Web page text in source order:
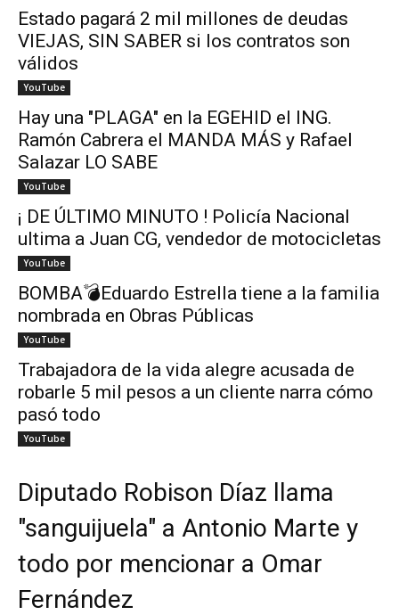
Estado pagará 2 mil millones de deudas
VIEJAS, SIN SABER si los contratos son
válidos
YouTube
Hay una "PLAGA" en la EGEHID el ING.
Ramón Cabrera el MANDA MÁS y Rafael
Salazar LO SABE
YouTube
¡ DE ÚLTIMO MINUTO ! Policía Nacional
ultima a Juan CG, vendedor de motocicletas
YouTube
BOMBA💣Eduardo Estrella tiene a la familia
nombrada en Obras Públicas
YouTube
Trabajadora de la vida alegre acusada de
robarle 5 mil pesos a un cliente narra cómo
pasó todo
YouTube
Diputado Robison Díaz llama
"sanguijuela" a Antonio Marte y
todo por mencionar a Omar
Fernández